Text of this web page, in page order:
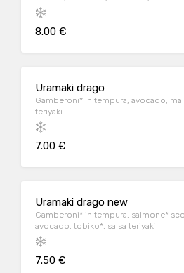
8.00 €
Uramaki drago
Gamberoni* in tempura, avocado,
teriyaki
7.00 €
Uramaki drago new
Gamberoni* in tempura, salmone*
avocado, tobiko*, salsa teriyaki
7.50 €